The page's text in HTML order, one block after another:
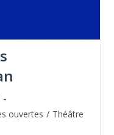
ouvertes / Théâtre